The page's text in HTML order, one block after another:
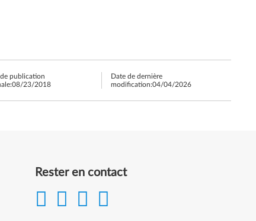
publication
08/23/2018
Date de dernière
modification:04/04/2026
Rester en contact